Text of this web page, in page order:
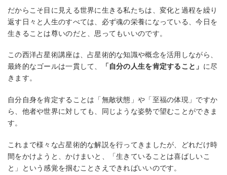
だからこそ目に見える世界に生きる私たちは、変化と過程を繰り
返す日々と人生のすべては、必ず魂の栄養になっている、今日を
生きることは尊いのだと、思ってもいいのです。
この西洋占星術講座は、占星術的な知識や概念を活用しながら、
最終的なゴールは一貫して、
「自分の人生を肯定すること」 に尽
きます。
自分自身を肯定することは「無敵状態」や「至福の体現」ですか
ら、他者や世界に対しても、同じような姿勢で望むことができま
す。
これまで様々な占星術的な解説を行ってきましたが、どれだけ時
間をかけようと、かけまいと、「生きていることは喜ばしいこ
と」という感覚を掴むことさえできればいいのです。